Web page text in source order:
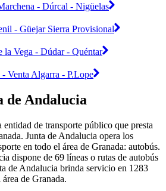
- Dúrcal - Nigüelas
- Güejar Sierra Provisional
la Vega - Dúdar - Quéntar
- Venta Algarra - P.Lope
de Andalucia
entidad de transporte público que presta
Junta de Andalucia opera los
en todo el área de Granada: autobús.
dispone de 69 líneas o rutas de autobús
de Andalucia brinda servicio en 1283
de Granada.